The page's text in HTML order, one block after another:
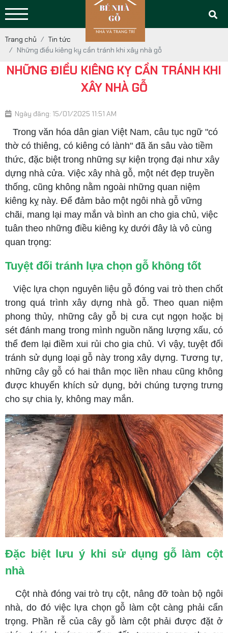
Trang chủ
Tin tức
Những điều kiêng kỵ cần tránh khi xây nhà gỗ
NHỮNG ĐIỀU KIÊNG KỴ CẦN TRÁNH KHI
XÂY NHÀ GỖ
Ngày đăng: 15/01/2025 11:51 AM
Trong văn hóa dân gian Việt Nam, câu tục ngữ "có
thờ có thiêng, có kiêng có lành" đã ăn sâu vào tiềm
thức, đặc biệt trong những sự kiện trọng đại như xây
dựng nhà cửa. Việc xây nhà gỗ, một nét đẹp truyền
thống, cũng không nằm ngoài những quan niệm
kiêng kỵ này. Để đảm bảo một ngôi nhà gỗ vững
chãi, mang lại may mắn và bình an cho gia chủ, việc
tuân theo những điều kiêng kỵ dưới đây là vô cùng
quan trọng:
Tuyệt đối tránh lựa chọn gỗ không tốt
Việc lựa chọn nguyên liệu gỗ đóng vai trò then chốt
trong quá trình xây dựng nhà gỗ. Theo quan niệm
phong thủy, những cây gỗ bị cưa cụt ngọn hoặc bị
sét đánh mang trong mình nguồn năng lượng xấu, có
thể đem lại điềm xui rủi cho gia chủ. Vì vậy, tuyệt đối
tránh sử dụng loại gỗ này trong xây dựng. Tương tự,
những cây gỗ có hai thân mọc liền nhau cũng không
được khuyến khích sử dụng, bởi chúng tượng trưng
cho sự chia ly, không may mắn.
Đặc biệt lưu ý khi sử dụng gỗ làm cột
nhà
Cột nhà đóng vai trò trụ cột, nâng đỡ toàn bộ ngôi
nhà, do đó việc lựa chọn gỗ làm cột càng phải cẩn
trọng. Phần rễ của cây gỗ làm cột phải được đặt ở